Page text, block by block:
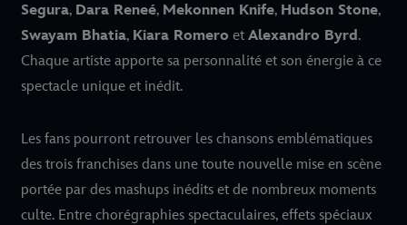
Segura, Dara Reneé, Mekonnen Knife, Hudson Stone,
Swayam Bhatia, Kiara Romero et Alexandro Byrd .
Chaque artiste apporte sa personnalité et son énergie à ce
spectacle unique et inédit.
Les fans pourront retrouver les chansons emblématiques
des trois franchises dans une toute nouvelle mise en scène
portée par des mashups inédits et de nombreux moments
culte. Entre chorégraphies spectaculaires, effets spéciaux